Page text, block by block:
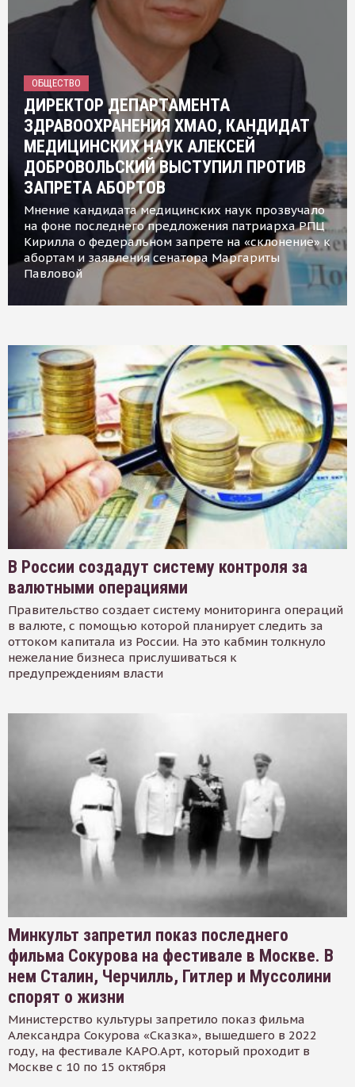
ОБЩЕСТВО
ДИРЕКТОР ДЕПАРТАМЕНТА
ЗДРАВООХРАНЕНИЯ ХМАО, КАНДИДАТ
МЕДИЦИНСКИХ НАУК АЛЕКСЕЙ
ДОБРОВОЛЬСКИЙ ВЫСТУПИЛ ПРОТИВ
ЗАПРЕТА АБОРТОВ
Мнение кандидата медицинских наук прозвучало
на фоне последнего предложения патриарха РПЦ
Кирилла о федеральном запрете на «склонение» к
абортам и заявления сенатора Маргариты
Павловой
В России создадут систему контроля за
валютными операциями
Правительство создает систему мониторинга операций
в валюте, с помощью которой планирует следить за
оттоком капитала из России. На это кабмин толкнуло
нежелание бизнеса прислушиваться к
предупреждениям власти
Минкульт запретил показ последнего
фильма Сокурова на фестивале в Москве. В
нем Сталин, Черчилль, Гитлер и Муссолини
спорят о жизни
Министерство культуры запретило показ фильма
Александра Сокурова «Сказка», вышедшего в 2022
году, на фестивале КАРО.Арт, который проходит в
Москве с 10 по 15 октября